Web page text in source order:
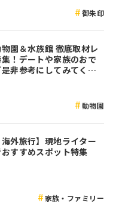
御朱印
園＆水族館 徹底取材レ
！デートや家族のおで
非参考にしてみてくだ
動物園
海外旅行】現地ライター
すすめスポット特集
家族・ファミリー